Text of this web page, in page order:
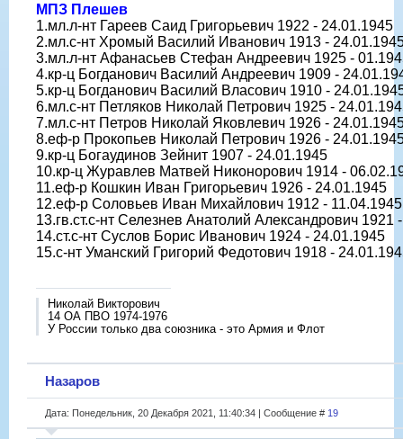
МПЗ Плешев
1.мл.л-нт Гареев Саид Григорьевич 1922 - 24.01.1945
2.мл.с-нт Хромый Василий Иванович 1913 -
3.мл.л-нт Афанасьев Стефан Андреевич 1925 -
4.кр-ц Богданович Василий Андреевич 1909 -
5.кр-ц Богданович Василий Власович 1910 -
6.мл.с-нт Петляков Николай Петрович 1925 -
7.мл.с-нт Петров Николай Яковлевич 1926 -
8.еф-р Прокопьев Николай Петрович 1926 -
9.кр-ц Богаудинов Зейнит 1907 - 24.01.1945
10.кр-ц Журавлев Матвей Никонорович 1914 -
11.еф-р Кошкин Иван Григорьевич 1926 - 24.01.1945
12.еф-р Соловьев Иван Михайлович 1912 - 11.04.1945
13.гв.ст.с-нт Селезнев Анатолий Александрович 1921
14.ст.с-нт Суслов Борис Иванович 1924 - 24.01.1945
15.с-нт Уманский Григорий Федотович 1918 -
Николай Викторович
14 ОА ПВО 1974-1976
У России только два союзника - это Армия и Флот
Назаров
Дата: Понедельник, 20 Декабря 2021, 11:40:34 | Сообщение # 19